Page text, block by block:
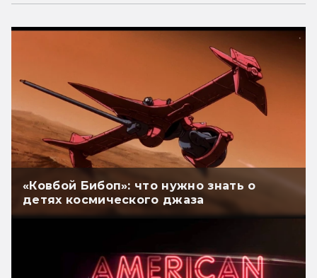
«Ковбой Бибоп»: что нужно знать о
детях космического джаза